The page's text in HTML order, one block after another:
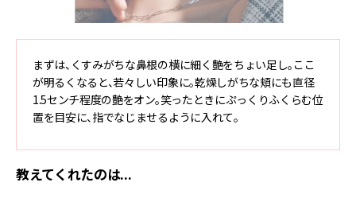
まずは、くすみがちな鼻根の横に細く艶をちょい足し。ここ
が明るくなると、若々しい印象に。乾燥しがちな頬にも直径
1.5センチ程度の艶をオン。笑ったときにぷっくりふくらむ位
置を目安に、指でなじませるように入れて。
教えてくれたのは...